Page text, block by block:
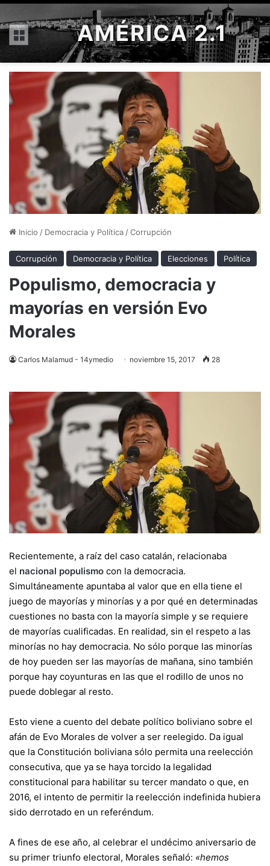
Menú AMÉRICA 2.1
Inicio / Democracia y Política /Corrupción
Corrupción Democracia y Política Elecciones Política
Populismo, democracia y
mayorías en versión Evo
Morales
Carlos Malamud - 14ymedio noviembre 15, 2017 28
Recientemente, a raíz del caso catalán, relacionaba
el nacional populismo con la democracia.
Simultáneamente apuntaba al valor que en ella tiene el
juego de mayorías y minorías y a por qué en determinadas
cuestiones no basta con la mayoría simple y se requiere
de mayorías cualificadas. En realidad, sin el respeto a las
minorías no hay democracia. No sólo porque las minorías
de hoy pueden ser las mayorías de mañana, sino también
porque hay coyunturas en las que el rodillo de unos no
puede doblegar al resto.
Esto viene a cuento del debate político boliviano sobre el
afán de Evo Morales de volver a ser reelegido. Da igual
que la Constitución boliviana sólo permita una reelección
consecutiva, que ya se haya torcido la legalidad
constitucional para habilitar su tercer mandato o que, en
2016, el intento de permitir la reelección indefinida hubiera
sido derrotado en un referéndum.
A fines de ese año, al celebrar el undécimo aniversario de
su primer triunfo electoral, Morales señaló: «hemos